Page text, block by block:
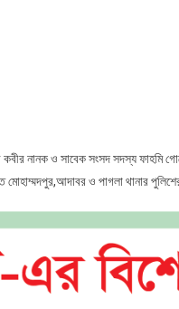
হালে
বহাল
কবীর নানক ও সাবেক সংসদ সদস্য
ও পাগলা থানার